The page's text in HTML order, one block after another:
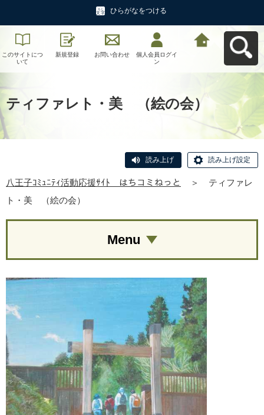
ひらがなをつける
このサイトにつ
いて
新規登録 お問い合わせ
個人会員ログイ
ン
ティファレト・美 （絵の会）
読み上げ 読み上げ設定
八王子ｺﾐｭﾆﾃｨ活動応援ｻｲﾄ はちコミねっと ＞
ティファレ
ト・美 （絵の会）
Menu